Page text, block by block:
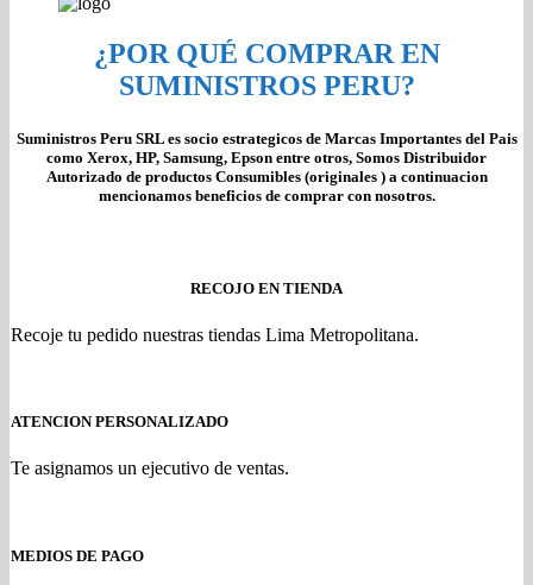
¿POR QUÉ COMPRAR EN
SUMINISTROS PERU?
Suministros Peru SRL es socio estrategicos de Marcas Importantes del Pais
como Xerox, HP, Samsung, Epson entre otros, Somos Distribuidor
Autorizado de productos Consumibles (originales ) a continuacion
mencionamos beneficios de comprar con nosotros.
RECOJO EN TIENDA
Recoje tu pedido nuestras tiendas Lima Metropolitana.
ATENCION PERSONALIZADO
Te asignamos un ejecutivo de ventas.
MEDIOS DE PAGO